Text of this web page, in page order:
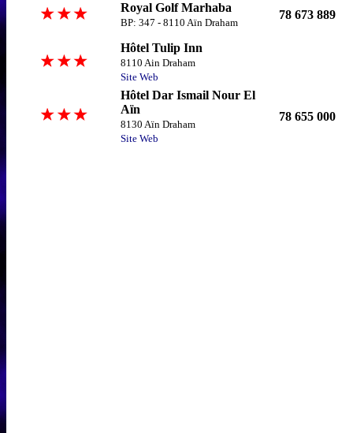
Royal Golf Marhaba
BP: 347 - 8110 Aïn Draham
78 673 889
Hôtel Tulip Inn
8110 Ain Draham
Site Web
Hôtel Dar Ismail Nour El
Aïn
8130 Aïn Draham
Site Web
78 655 000